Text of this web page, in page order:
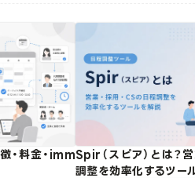
・料金・immSpir（スピア）とは？
調整を効率化するツー